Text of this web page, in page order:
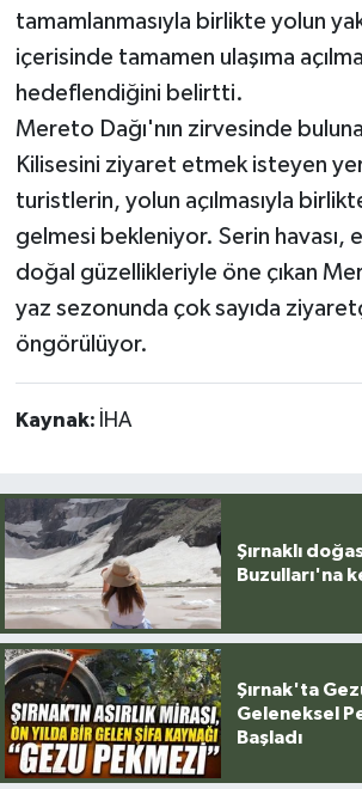
tamamlanmasıyla birlikte yolun
içerisinde tamamen ulaşıma
hedeflendiğini belirtti.
Mereto Dağı'nın zirvesinde
Kilisesini ziyaret etmek isteyen
turistlerin, yolun açılmasıyla
gelmesi bekleniyor. Serin havası,
doğal güzellikleriyle öne çıkan
yaz sezonunda çok sayıda
öngörülüyor.
Kaynak: İHA
Şırnaklı
Buzulları'na
Şırnak'ta
Geleneksel
Başladı